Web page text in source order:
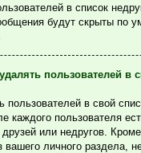
в список
будут скрыты по
пользователей в
пользователей в свой
каждого пользователя
или недругов.
вашего личного раздела,